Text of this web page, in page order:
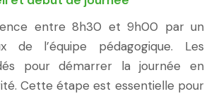
entre 8h30 et 9h00 par un
de l’équipe pédagogique. Les
pour démarrer la journée en
Cette étape est essentielle pour